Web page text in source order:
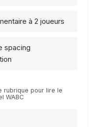
à 2 joueurs
spacing
rubrique pour lire le
WABC